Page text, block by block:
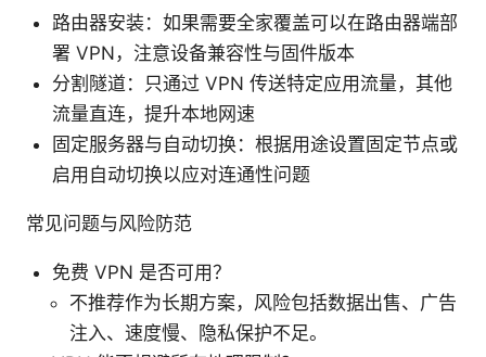
路由器安装：如果需要全家覆盖可以在路由器端部
署 VPN，注意设备兼容性与固件版本
分割隧道：只通过 VPN 传送特定应用流量，其他
流量直连，提升本地网速
固定服务器与自动切换：根据用途设置固定节点或
启用自动切换以应对连通性问题
常见问题与风险防范
免费 VPN 是否可用？
不推荐作为长期方案，风险包括数据出售、广告
注入、速度慢、隐私保护不足。